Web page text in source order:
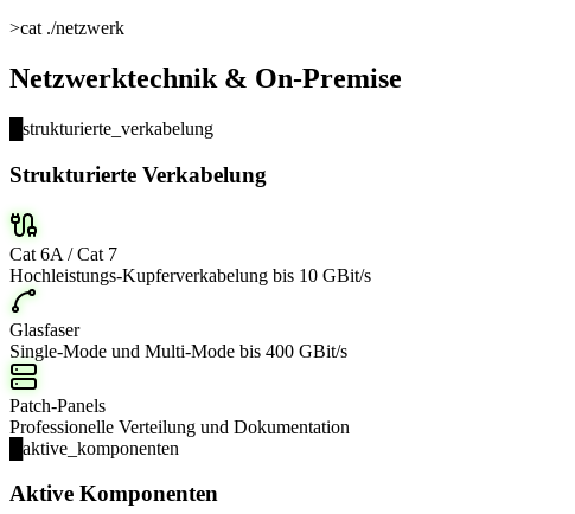
>cat ./netzwerk
Netzwerktechnik & On-Premise
strukturierte_verkabelung
Strukturierte Verkabelung
Cat 6A / Cat 7
Hochleistungs-Kupferverkabelung bis 10 GBit/s
Glasfaser
Single-Mode und Multi-Mode bis 400 GBit/s
Patch-Panels
Professionelle Verteilung und Dokumentation
aktive_komponenten
Aktive Komponenten